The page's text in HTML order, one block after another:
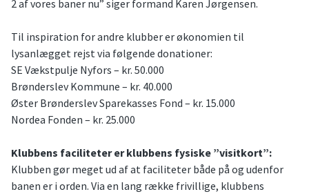
2 af vores baner nu” siger formand Karen Jørgensen.
Til inspiration for andre klubber er økonomien til
lysanlægget rejst via følgende donationer:
SE Vækstpulje Nyfors – kr. 50.000
Brønderslev Kommune – kr. 40.000
Øster Brønderslev Sparekasses Fond – kr. 15.000
Nordea Fonden – kr. 25.000
Klubbens faciliteter er klubbens fysiske ”visitkort”:
Klubben gør meget ud af at faciliteter både på og udenfor
banen er i orden. Via en lang række frivillige, klubbens